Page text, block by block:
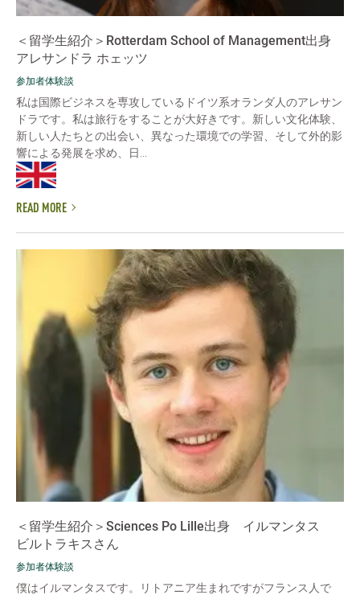
＜留学生紹介＞Rotterdam School of Management出身
アレサンドラ ホェッツ
参加者体験談
私は国際ビジネスを専攻しているドイツ系オランダ人のアレサン
ドラです。私は旅行をすることが大好きです。新しい文化体験、
新しい人たちとの出会い、異なった環境での学習、そして外的影
響による発展を求め、日...
READ MORE
＜留学生紹介＞Sciences Po Lille出身 イルマンタス
ビルトラキスさん
参加者体験談
僕はイルマンタスです。リトアニア生まれですがフランス人で